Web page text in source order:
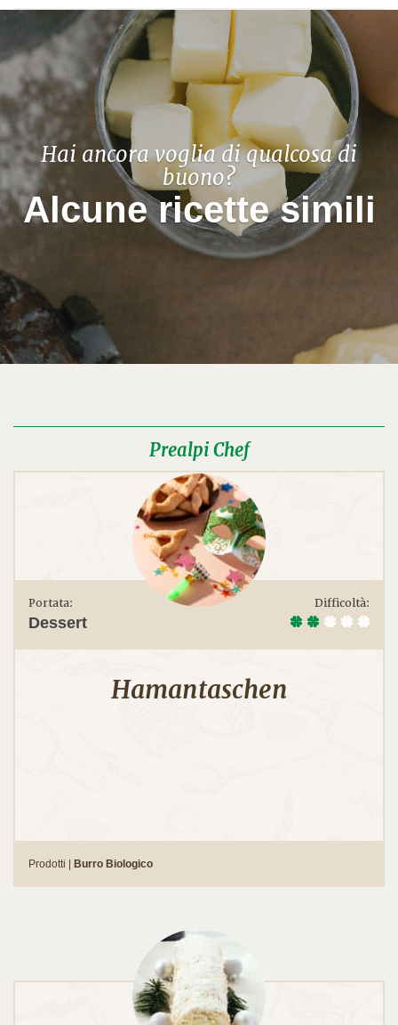
Hai ancora voglia di qualcosa di
buono?
Alcune ricette simili
Prealpi Chef
Portata:
Dessert
Difficoltà:
Hamantaschen
Prodotti | Burro Biologico